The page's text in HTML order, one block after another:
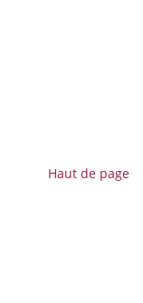
Haut de page